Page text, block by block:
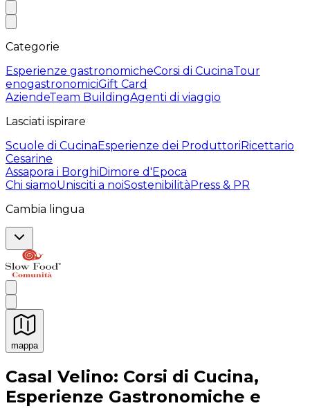
Categorie
Esperienze gastronomicheCorsi di CucinaTour
enogastronomiciGift Card
AziendeTeam BuildingAgenti di viaggio
Lasciati ispirare
Scuole di CucinaEsperienze dei ProduttoriRicettario
Cesarine
Assapora i BorghiDimore d'Epoca
Chi siamoUnisciti a noiSostenibilitàPress & PR
Cambia lingua
mappa
Esperienze culinarie indimenticabili: Esperienze
Casal Velino: Corsi di Cucina,
Esperienze Gastronomiche e